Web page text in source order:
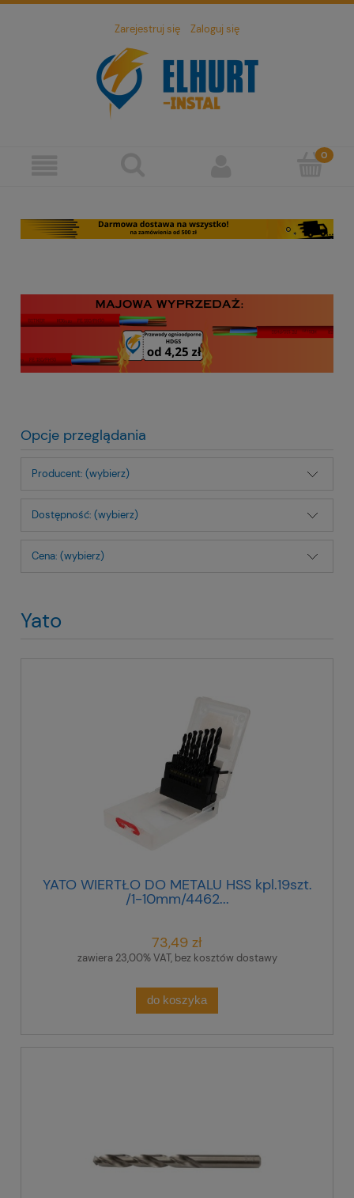
Zarejestruj się Zaloguj się
Opcje przeglądania
Producent: (wybierz)
Dostępność: (wybierz)
Cena: (wybierz)
Yato
YATO WIERTŁO DO METALU HSS kpl.19szt.
/1-10mm/4462...
73,49 zł
zawiera 23,00% VAT, bez kosztów dostawy
do koszyka